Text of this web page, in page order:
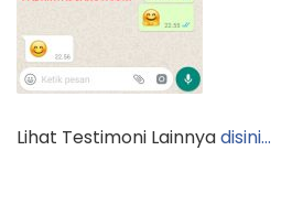
Lihat Testimoni Lainnyadisini…